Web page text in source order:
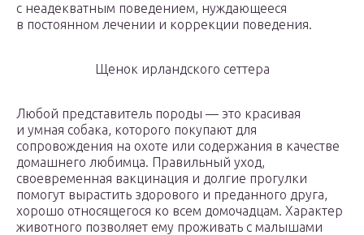
с неадекватным поведением, нуждающееся
в постоянном лечении и коррекции поведения.
Щенок ирландского сеттера
Любой представитель породы — это красивая
и умная собака, которого покупают для
сопровождения на охоте или содержания в качестве
домашнего любимца. Правильный уход,
своевременная вакцинация и долгие прогулки
помогут вырастить здорового и преданного друга,
хорошо относящегося ко всем домочадцам. Характер
животного позволяет ему проживать с малышами